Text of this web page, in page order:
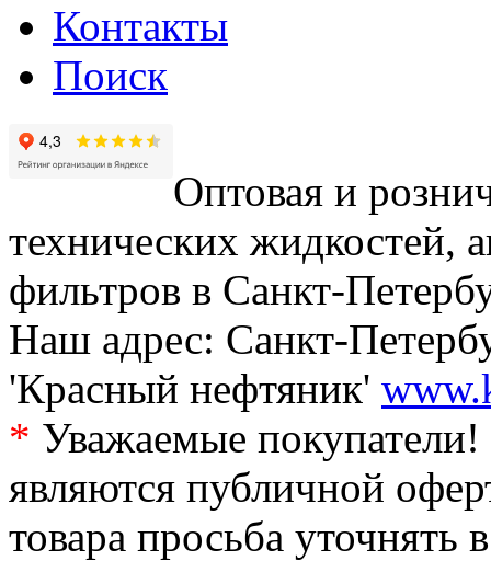
Контакты
Поиск
Оптовая и
технических жидкостей,
фильтров в Санкт-
Наш адрес: Санкт-
'Красный нефтяник'
* Уважаемые
являются публичной
товара просьба уточнять